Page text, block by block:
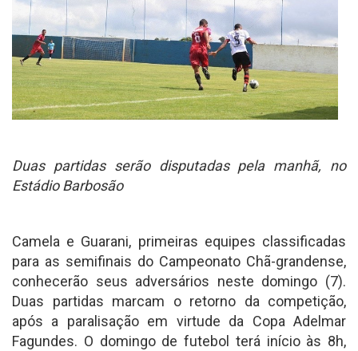
Duas partidas serão disputadas pela manhã, no
Estádio Barbosão
Camela e Guarani, primeiras equipes classificadas
para as semifinais do Campeonato Chã-grandense,
conhecerão seus adversários neste domingo (7).
Duas partidas marcam o retorno da competição,
após a paralisação em virtude da Copa Adelmar
Fagundes. O domingo de futebol terá início às 8h,